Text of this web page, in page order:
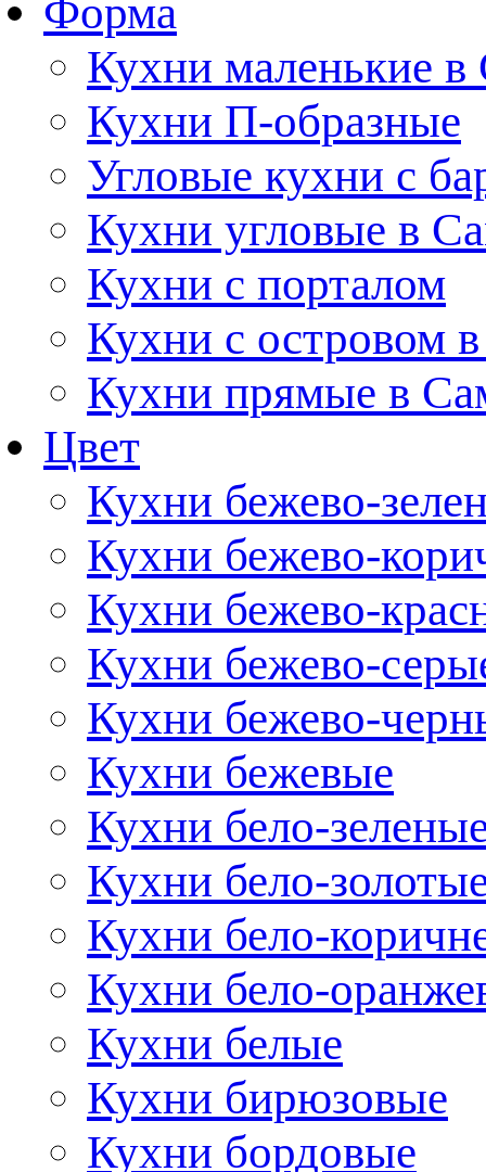
Форма
Кухни маленькие в
Кухни П-образные
Угловые кухни с
Кухни угловые в
Кухни с порталом
Кухни с островом
Кухни прямые в
Цвет
Кухни бежево-
Кухни бежево-
Кухни бежево-
Кухни бежево-
Кухни бежево-
Кухни бежевые
Кухни бело-
Кухни бело-
Кухни бело-
Кухни бело-
Кухни белые
Кухни бирюзовые
Кухни бордовые